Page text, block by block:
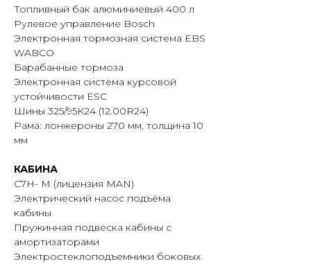
Топливный бак алюминиевый 400 л
Рулевое управление Bosch
Электронная тормозная система EBS
WABCO
Барабанные тормоза
Электронная система курсовой
устойчивости ESC
Шины 325/95К24 (12.00R24)
Рама: лонжероны 270 мм, толщина 10
мм
КАБИНА
C7H- М (лицензия MAN)
Электрический насос подъёма
кабины
Пружинная подвеска кабины с
амортизаторами
Электростеклоподъемники боковых